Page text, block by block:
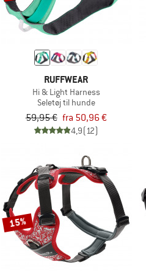
RUFFWEAR
Hi & Light Harness
Seletøj til hunde
59,95 € fra 50,96 €
4,9(12)
15%